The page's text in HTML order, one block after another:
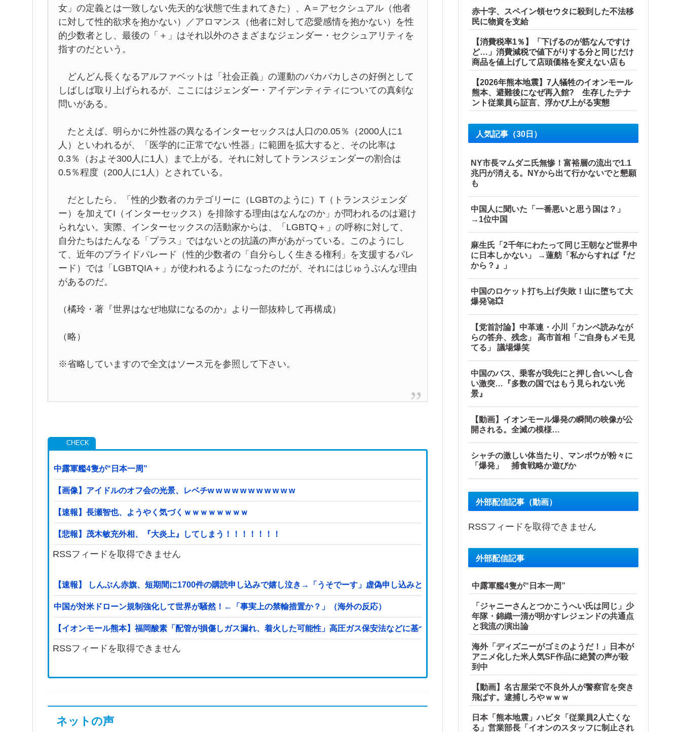
女」の定義とは一致しない先天的な状態で生まれてきた）、A＝アセクシュアル（他者
に対して性的欲求を抱かない）／アロマンス（他者に対して恋愛感情を抱かない）を性
的少数者とし、最後の「＋」はそれ以外のさまざまなジェンダー・セクシュアリティを
指すのだという。
どんどん長くなるアルファベットは「社会正義」の運動のバカバカしさの好例として
しばしば取り上げられるが、ここにはジェンダー・アイデンティティについての真剣な
問いがある。
たとえば、明らかに外性器の異なるインターセックスは人口の0.05％（2000人に1
人）といわれるが、「医学的に正常でない性器」に範囲を拡大すると、その比率は
0.3％（およそ300人に1人）まで上がる。それに対してトランスジェンダーの割合は
0.5％程度（200人に1人）とされている。
だとしたら、「性的少数者のカテゴリーに（LGBTのように）T（トランスジェンダ
ー）を加えてI（インターセックス）を排除する理由はなんなのか」が問われるのは避け
られない。実際、インターセックスの活動家からは、「LGBTQ＋」の呼称に対して、
自分たちはたんなる「プラス」ではないとの抗議の声があがっている。このようにし
て、近年のプライドパレード（性的少数者の「自分らしく生きる権利」を支援するパレ
ード）では「LGBTQIA＋」が使われるようになったのだが、それにはじゅうぶんな理由
があるのだ。
（橘玲・著『世界はなぜ地獄になるのか』より一部抜粋して再構成）
（略）
※省略していますので全文はソース元を参照して下さい。
中露軍艦4隻が“日本一周”
【画像】アイドルのオフ会の光景、レベチw w w w w w w w w w w
【速報】長瀬智也、ようやく気づくｗｗｗｗｗｗｗｗ
【悲報】茂木敏充外相、『大炎上』してしまう！！！！！！！
RSSフィードを取得できません
【速報】 しんぶん赤旗、短期間に1700件の購読申し込みで嬉し泣き→「うそでーす」虚偽申し込みと判明→ 共産党が刑事告訴「厳重な処罰を求める」
中国が対米ドローン規制強化して世界が騒然！←「事実上の禁輸措置か？」（海外の反応）
【イオンモール熊本】福岡酸素「配管が損傷しガス漏れ、着火した可能性」高圧ガス保安法などに基づき、経産省に報告他
RSSフィードを取得できません
ネットの声
赤十字、スペイン領セウタに殺到した不法移
民に物資を支給
【消費税率1％】「下げるのが筋なんですけ
ど…」消費減税で値下がりする分と同じだけ
商品を値上げして店頭価格を変えない店も
【2026年熊本地震】7人犠牲のイオンモール
熊本、避難後になぜ再入館? 生存したテナ
ント従業員ら証言、浮かび上がる実態
人気記事（30日）
NY市長マムダニ氏無惨！富裕層の流出で1.1
兆円が消える。NYから出て行かないでと懇願
も
中国人に聞いた「一番悪いと思う国は？」
→1位中国
麻生氏「2千年にわたって同じ王朝など世界中
に日本しかない」 →蓮舫「私からすれば『だ
から？』」
中国のロケット打ち上げ失敗！山に堕ちて大
爆発🚀💥
【党首討論】中革連・小川「カンペ読みなが
らの答弁、残念」 高市首相「ご自身もメモ見
てる」 議場爆笑
中国のバス、乗客が我先にと押し合いへし合
い激突…『多数の国ではもう見られない光
景』
【動画】イオンモール爆発の瞬間の映像が公
開される。全滅の模様…
シャチの激しい体当たり、マンボウが粉々に
「爆発」 捕食戦略か遊びか
外部配信記事（動画）
RSSフィードを取得できません
外部配信記事
中露軍艦4隻が“日本一周”
「ジャニーさんとつかこうへい氏は同じ」少
年隊・錦織一清が明かすレジェンドの共通点
と我流の演出論
海外「ディズニーがゴミのようだ！」日本が
アニメ化した米人気SF作品に絶賛の声が殺
到中
【動画】名古屋栄で不良外人が警察官を突き
飛ばす。逮捕しろやｗｗｗ
日本「熊本地震」ハビタ「従業員2人亡くな
る」営業部長「イオンのスタッフに制止され